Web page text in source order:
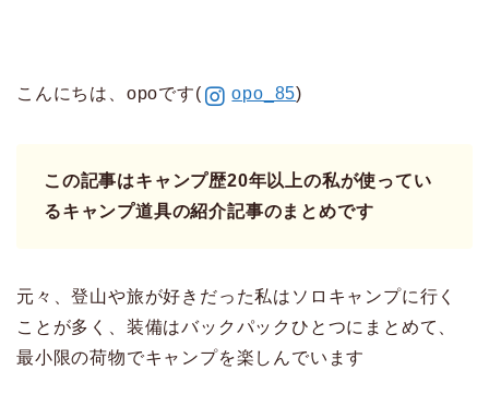
こんにちは、opoです( opo_85)
この記事はキャンプ歴20年以上の私が使ってい
るキャンプ道具の紹介記事のまとめです
元々、登山や旅が好きだった私はソロキャンプに行く
ことが多く、装備はバックパックひとつにまとめて、
最小限の荷物でキャンプを楽しんでいます